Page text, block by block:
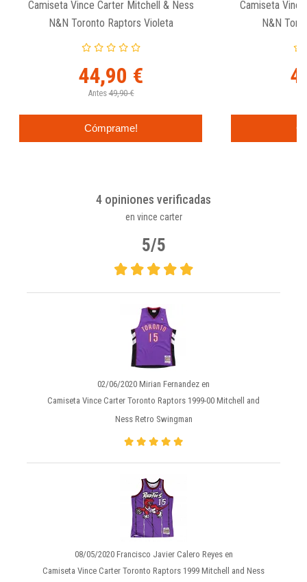
Camiseta Vince Carter Mitchell & Ness
N&N Toronto Raptors Violeta
44,90 €
Antes 49,90 €
Cómprame!
Camiseta
N&N
4 opiniones verificadas
en vince carter
5/5
02/06/2020 Mirian Fernandez en
Camiseta Vince Carter Toronto Raptors 1999-00 Mitchell and
Ness Retro Swingman
08/05/2020 Francisco Javier Calero Reyes en
Camiseta Vince Carter Toronto Raptors 1999 Mitchell and Ness